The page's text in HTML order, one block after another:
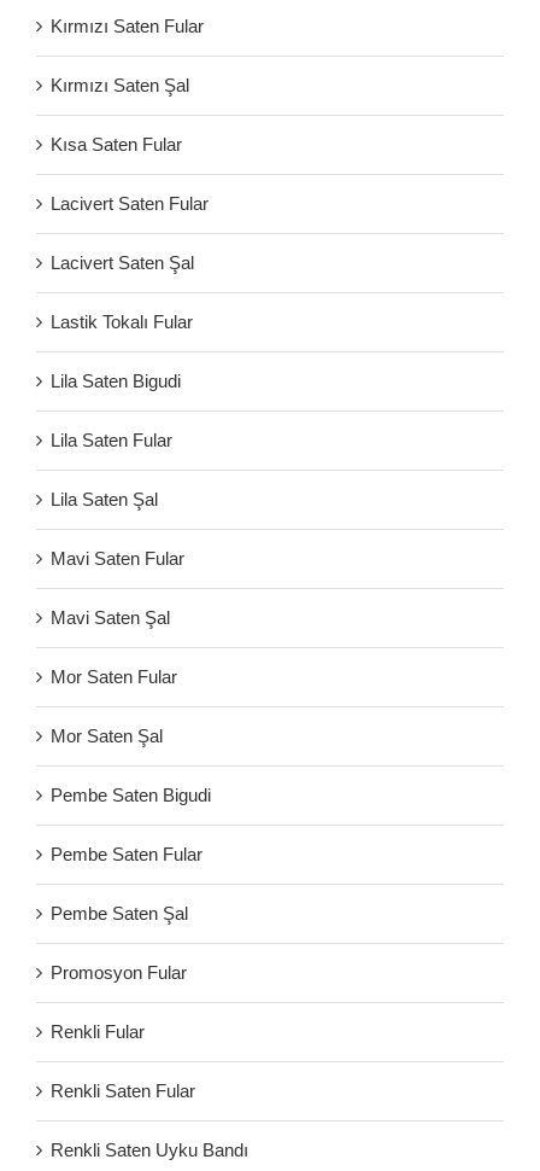
Kırmızı Saten Fular
Kırmızı Saten Şal
Kısa Saten Fular
Lacivert Saten Fular
Lacivert Saten Şal
Lastik Tokalı Fular
Lila Saten Bigudi
Lila Saten Fular
Lila Saten Şal
Mavi Saten Fular
Mavi Saten Şal
Mor Saten Fular
Mor Saten Şal
Pembe Saten Bigudi
Pembe Saten Fular
Pembe Saten Şal
Promosyon Fular
Renkli Fular
Renkli Saten Fular
Renkli Saten Uyku Bandı